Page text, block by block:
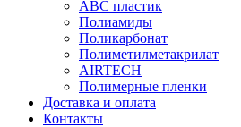
АВС пластик
Полиамиды
Поликарбонат
Полиметилметакрилат
AIRTECH
Полимерные пленки
Доставка и оплата
Контакты